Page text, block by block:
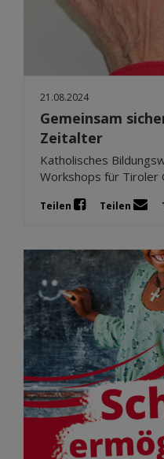
21.08.2024
Gemeinsam
Zeitalter
Katholisches
Workshops für Tiroler
Teilen Teilen